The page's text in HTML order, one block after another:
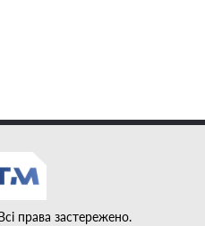
права застережено.